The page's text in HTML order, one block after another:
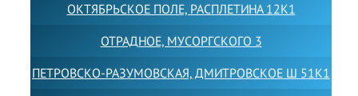
ОКТЯБРЬСКОЕ ПОЛЕ, РАСПЛЕТИНА 12К1
ОТРАДНОЕ, МУСОРГСКОГО 3
ПЕТРОВСКО-РАЗУМОВСКАЯ, ДМИТРОВСКОЕ Ш 51К1